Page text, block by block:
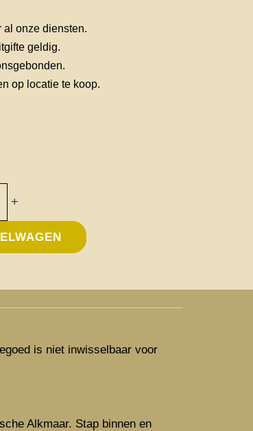
al onze diensten.
geldig.
op locatie te koop.
+
is niet inwisselbaar voor
Alkmaar. Stap binnen en